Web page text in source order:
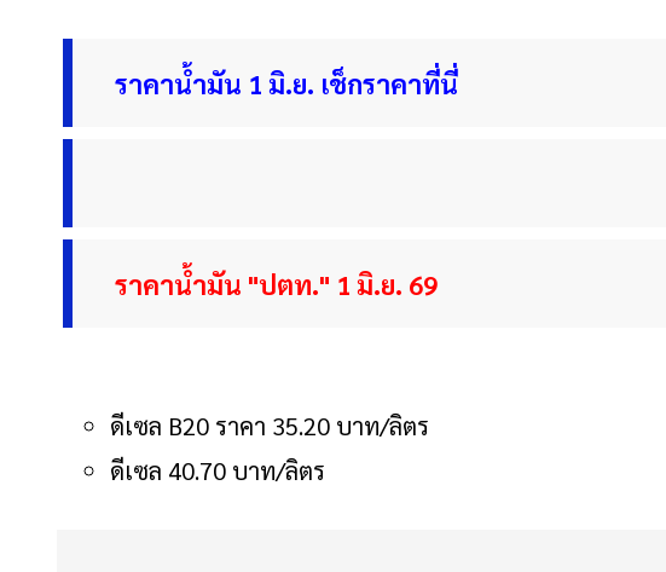
ราคาน้ำมัน 1 มิ.ย. เช็กราคาที่นี่
ราคาน้ำมัน "ปตท." 1 มิ.ย. 69
ดีเซล B20 ราคา 35.20 บาท/ลิตร
ดีเซล 40.70 บาท/ลิตร